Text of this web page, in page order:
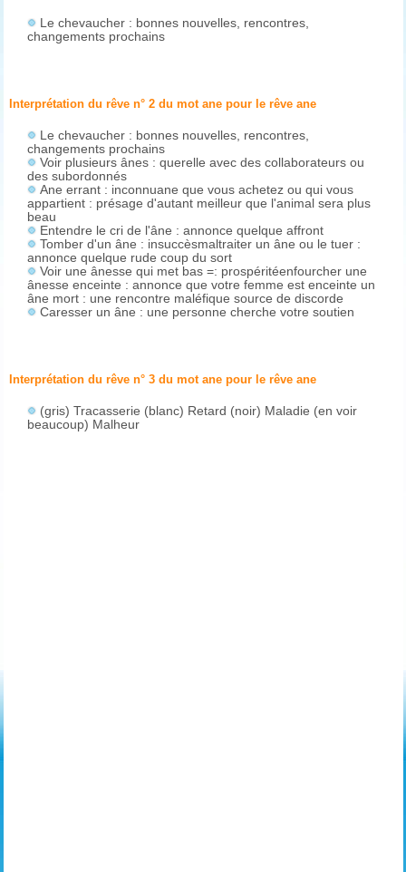
Le chevaucher : bonnes nouvelles, rencontres,
changements prochains
Interprétation du rêve n° 2 du mot ane pour le rêveane
Le chevaucher : bonnes nouvelles, rencontres,
changements prochains
Voir plusieurs ânes : querelle avec des collaborateurs ou
des subordonnés
Ane errant : inconnuane que vous achetez ou qui vous
appartient : présage d'autant meilleur que l'animal sera plus
beau
Entendre le cri de l'âne : annonce quelque affront
Tomber d'un âne : insuccèsmaltraiter un âne ou le tuer :
annonce quelque rude coup du sort
Voir une ânesse qui met bas =: prospéritéenfourcher une
ânesse enceinte : annonce que votre femme est enceinte un
âne mort : une rencontre maléfique source de discorde
Caresser un âne : une personne cherche votre soutien
Interprétation du rêve n° 3 du mot ane pour le rêveane
(gris) Tracasserie (blanc) Retard (noir) Maladie (en voir
beaucoup) Malheur